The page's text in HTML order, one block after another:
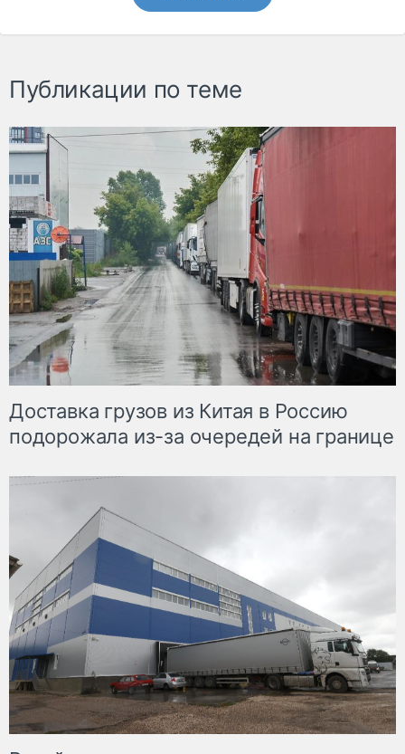
Публикации по теме
Доставка грузов из Китая в Россию
подорожала из-за очередей на границе